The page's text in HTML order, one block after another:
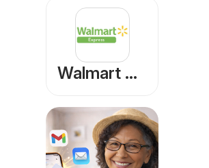
Walmart Express